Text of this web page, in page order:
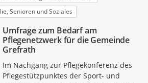
Senioren und Soziales
Umfrage zum Bedarf am
Pflegenetzwerk für die Gemeinde
Grefrath
Im Nachgang zur Pflegekonferenz des
Pflegestützpunktes der Sport- und